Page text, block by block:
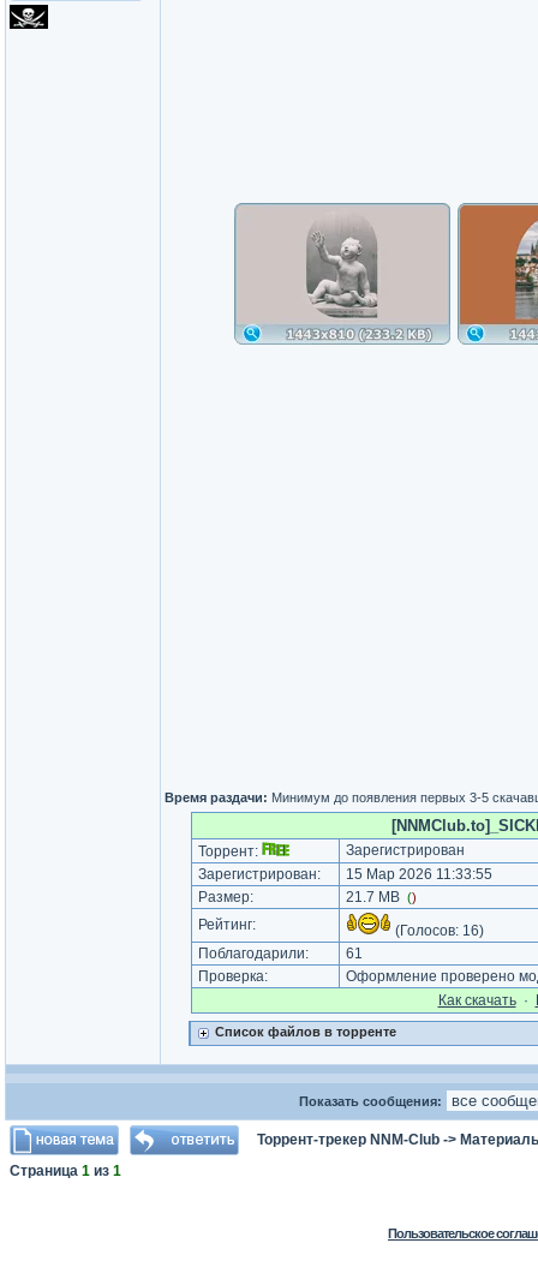
Время раздачи: Минимум до появления первых 3-5
Торрент:
Зарегистрирован
Зарегистрирован:
15 Мар 2026 11:33:55
Размер:
21.7 MB ()
Рейтинг: (Голосов: 16)
Поблагодарили:
61
Проверка:
Оформление проверено
Как cкачать·
Список файлов в торренте
Показать сообщения:
Торрент-трекер NNM-Club ->
Страница 1 из 1
Пользовательское